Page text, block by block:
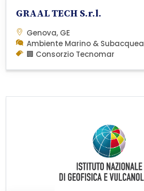
GRAAL TECH S.r.l.
Genova, GE
Ambiente Marino & Subacquea
🏢 Consorzio Tecnomar